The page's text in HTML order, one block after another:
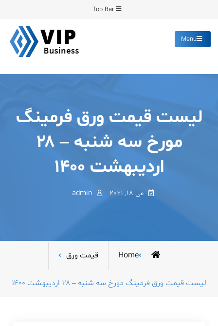
content
Top Bar
Menu
لیست قیمت ورق فرمینگ
مورخ سه شنبه – ۲۸
اردیبهشت ۱۴۰۰
می 18, 2021 admin
Home قیمت ورق
لیست قیمت ورق فرمینگ مورخ سه شنبه – ۲۸ اردیبهشت ۱۴۰۰